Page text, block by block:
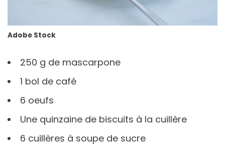
Adobe Stock
250 g de mascarpone
1 bol de café
6 oeufs
Une quinzaine de biscuits à la cuillère
6 cuillères à soupe de sucre